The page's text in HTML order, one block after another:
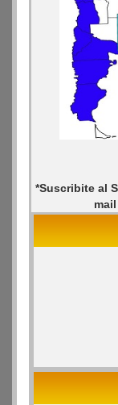
*Suscribite al